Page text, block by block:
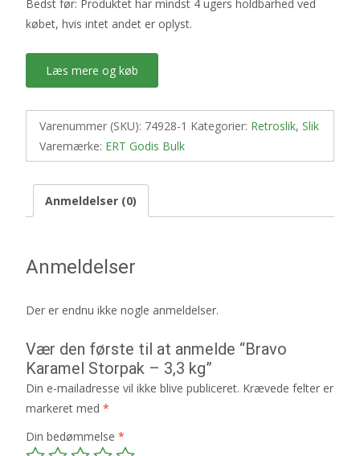
Bedst før: Produktet har mindst 4 ugers holdbarhed ved
købet, hvis intet andet er oplyst.
Læs mere og køb
Varenummer (SKU): 74928-1 Kategorier: Retroslik, Slik
Varemærke: ERT Godis Bulk
Anmeldelser (0)
Anmeldelser
Der er endnu ikke nogle anmeldelser.
Vær den første til at anmelde “Bravo
Karamel Storpak – 3,3 kg”
Din e-mailadresse vil ikke blive publiceret. Krævede felter er
markeret med *
Din bedømmelse *